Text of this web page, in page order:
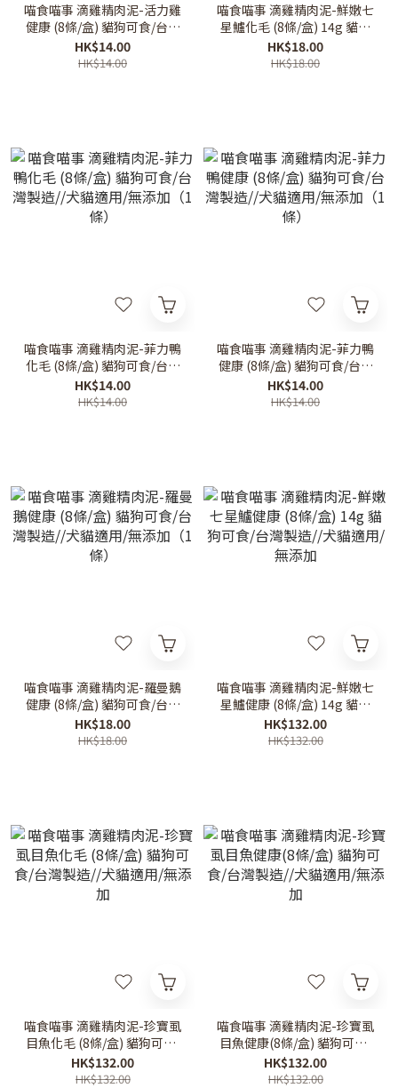
喵食喵事 滴雞精肉泥-活力雞
健康 (8條/盒) 貓狗可食/台灣
製造//犬貓適用/無添加（1
條）
HK$14.00
HK$14.00
喵食喵事 滴雞精肉泥-鮮嫩七
星鱸化毛 (8條/盒) 14g 貓狗
可食/台灣製造//犬貓適用/無
添加（1條）
HK$18.00
HK$18.00
喵食喵事 滴雞精肉泥-菲力鴨
化毛 (8條/盒) 貓狗可食/台灣
製造//犬貓適用/無添加（1
條）
HK$14.00
HK$14.00
喵食喵事 滴雞精肉泥-菲力鴨
健康 (8條/盒) 貓狗可食/台灣
製造//犬貓適用/無添加（1
條）
HK$14.00
HK$14.00
喵食喵事 滴雞精肉泥-羅曼鵝
健康 (8條/盒) 貓狗可食/台灣
製造//犬貓適用/無添加（1
條）
HK$18.00
HK$18.00
喵食喵事 滴雞精肉泥-鮮嫩七
星鱸健康 (8條/盒) 14g 貓狗
可食/台灣製造//犬貓適用/無
添加
HK$132.00
HK$132.00
喵食喵事 滴雞精肉泥-珍寶虱
目魚化毛 (8條/盒) 貓狗可食/
台灣製造//犬貓適用/無添加
HK$132.00
HK$132.00
喵食喵事 滴雞精肉泥-珍寶虱
目魚健康(8條/盒) 貓狗可食/
台灣製造//犬貓適用/無添加
HK$132.00
HK$132.00